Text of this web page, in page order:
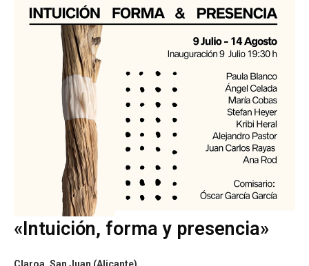
«Intuición, forma y presencia»